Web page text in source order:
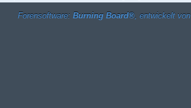
Forensoftware: Burning Board®, entwickelt von